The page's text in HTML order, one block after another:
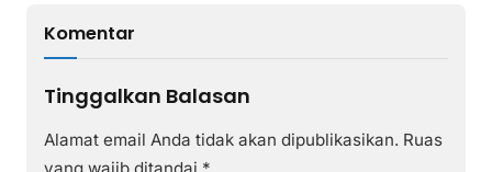
Komentar
Tinggalkan Balasan
Alamat email Anda tidak akan dipublikasikan. Ruas
yang wajib ditandai *